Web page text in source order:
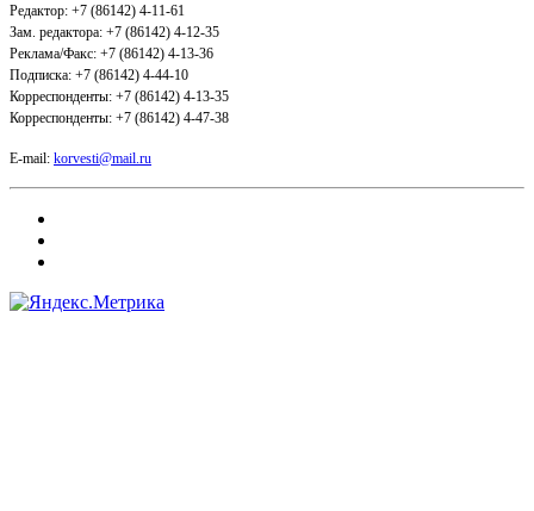
Редактор: +7 (86142) 4-11-61
Зам. редактора: +7 (86142) 4-12-35
Реклама/Факс: +7 (86142) 4-13-36
Подписка: +7 (86142) 4-44-10
Корреспонденты: +7 (86142) 4-13-35
Корреспонденты: +7 (86142) 4-47-38
E-mail: korvesti@mail.ru